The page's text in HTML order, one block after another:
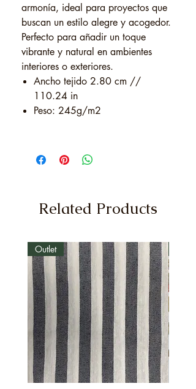
armonía, ideal para proyectos que
buscan un estilo alegre y acogedor.
Perfecto para añadir un toque
vibrante y natural en ambientes
interiores o exteriores.
Ancho tejido 2.80 cm //
110.24 in
Peso: 245g/m2
Related Products
Outlet